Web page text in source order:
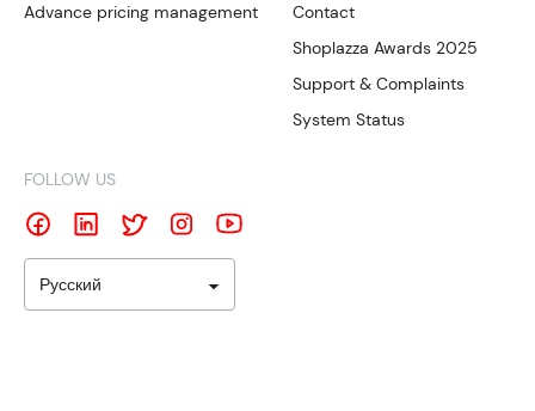
Advance pricing management
Contact
Shoplazza Awards 2025
Support & Complaints
System Status
FOLLOW US
Русский